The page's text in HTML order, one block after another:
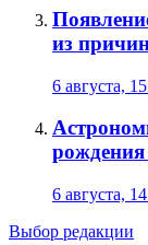
из
6 августа,
рождения
6 августа,
Выбор редакции